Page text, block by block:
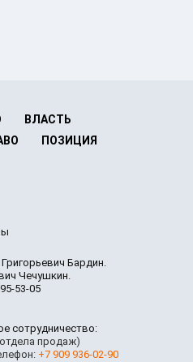
ВЛАСТЬ
ПОЗИЦИЯ
Бардин.
Чечушкин.
53-05
сотрудничество:
продаж)
+7 909 936-02-90